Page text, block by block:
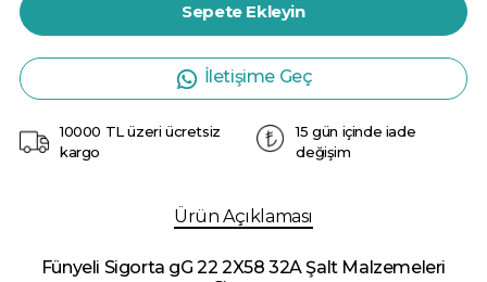
Sepete Ekleyin
İletişime Geç
10000 TL üzeri ücretsiz
kargo
15 gün içinde iade
değişim
Ürün Açıklaması
Fünyeli Sigorta gG 22 2X58 32A Şalt Malzemeleri